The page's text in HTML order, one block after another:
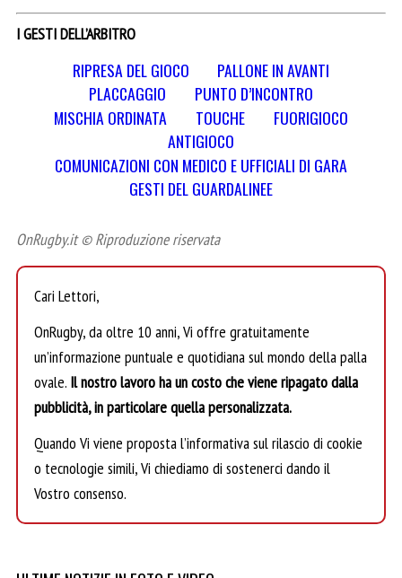
I GESTI DELL’ARBITRO
RIPRESA DEL GIOCO
PALLONE IN AVANTI
PLACCAGGIO
PUNTO D’INCONTRO
MISCHIA ORDINATA
TOUCHE
FUORIGIOCO
ANTIGIOCO
COMUNICAZIONI CON MEDICO E UFFICIALI DI GARA
GESTI DEL GUARDALINEE
OnRugby.it © Riproduzione riservata
Cari Lettori,
OnRugby, da oltre 10 anni, Vi offre gratuitamente
un’informazione puntuale e quotidiana sul mondo della palla
ovale. Il nostro lavoro ha un costo che viene ripagato dalla
pubblicità, in particolare quella personalizzata.
Quando Vi viene proposta l’informativa sul rilascio di cookie
o tecnologie simili, Vi chiediamo di sostenerci dando il
Vostro consenso.